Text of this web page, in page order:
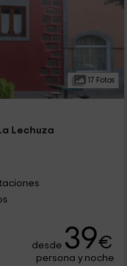
17 Fotos
Lechuza
desde 39€
persona y noche